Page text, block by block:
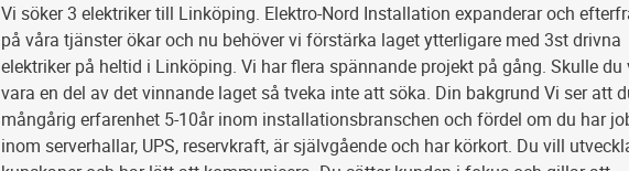
Vi söker 3 elektriker till Linköping. Elektro-Nord Installation expanderar och
på våra tjänster ökar och nu behöver vi förstärka laget ytterligare med 3st drivna
elektriker på heltid i Linköping. Vi har flera spännande projekt på gång. Skulle du
vara en del av det vinnande laget så tveka inte att söka. Din bakgrund Vi ser att
mångårig erfarenhet 5-10år inom installationsbranschen och fördel om du har
inom serverhallar, UPS, reservkraft, är självgående och har körkort. Du vill